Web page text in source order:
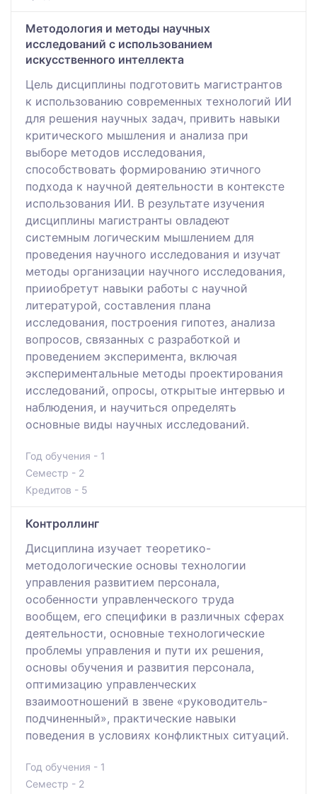
Методология и методы научных
исследований с использованием
искусственного интеллекта
Цель дисциплины подготовить магистрантов
к использованию современных технологий ИИ
для решения научных задач, привить навыки
критического мышления и анализа при
выборе методов исследования,
способствовать формированию этичного
подхода к научной деятельности в контексте
использования ИИ. В результате изучения
дисциплины магистранты овладеют
системным логическим мышлением для
проведения научного исследования и изучат
методы организации научного исследования,
прииобретут навыки работы с научной
литературой, составления плана
исследования, построения гипотез, анализа
вопросов, связанных с разработкой и
проведением эксперимента, включая
экспериментальные методы проектирования
исследований, опросы, открытые интервью и
наблюдения, и научиться определять
основные виды научных исследований.
Год обучения - 1
Семестр - 2
Кредитов - 5
Контроллинг
Дисциплина изучает теоретико-
методологические основы технологии
управления развитием персонала,
особенности управленческого труда
вообщем, его специфики в различных сферах
деятельности, основные технологические
проблемы управления и пути их решения,
основы обучения и развития персонала,
оптимизацию управленческих
взаимоотношений в звене «руководитель-
подчиненный», практические навыки
поведения в условиях конфликтных ситуаций.
Год обучения - 1
Семестр - 2